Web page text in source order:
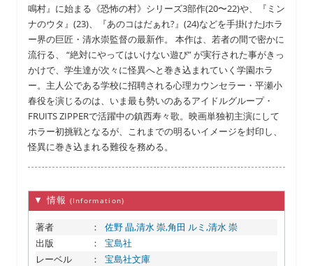
鳴村』に始まる《恐怖の村》シリーズ3部作(20〜22)や、『ミン
ナのウタ』(23)、『あのコはだぁれ?』(24)などを手掛けたJホラ
ー界の巨匠・清水崇監督の最新作。 本作は、若者の間で密かに
流行る、 “絶対にやってはいけない遊び” が実行された事がきっ
かけで、学生達が次々に怪異へと巻き込まれていく学園ホラ
ー。主人公である学校に招聘される心理カウンセラー・平瀬小
春役を演じるのは、いま最も勢いのあるアイドルグループ・
FRUITS ZIPPERで活躍中の鎮西寿々歌。映画単独初主演にして
ホラー初挑戦となるが、これまでの明るいイメージを封印し、
怪異に巻き込まれる難役を務める。
▼ 情報 (Information)
著者 ：
佐野 晶,清水 崇,角田 ルミ,清水 崇
出版
：
宝島社
レーベル
：
宝島社文庫